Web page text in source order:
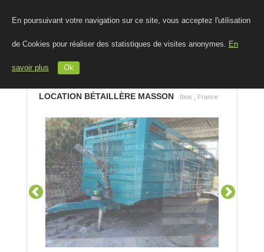
En poursuivant votre navigation sur ce site, vous acceptez l'utilisation
de Cookies pour réaliser des statistiques de visites anonymes. En
savoir plus Ok
LOCATION BÉTAILLÈRE MASSON Ibos , France